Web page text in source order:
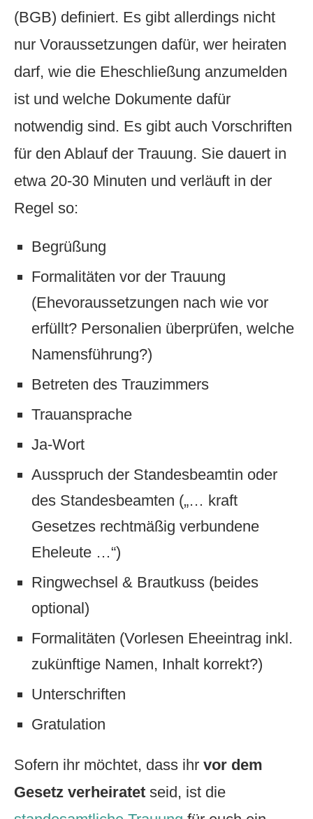
(BGB) definiert. Es gibt allerdings nicht
nur Voraussetzungen dafür, wer heiraten
darf, wie die Eheschließung anzumelden
ist und welche Dokumente dafür
notwendig sind. Es gibt auch Vorschriften
für den Ablauf der Trauung. Sie dauert in
etwa 20-30 Minuten und verläuft in der
Regel so:
Begrüßung
Formalitäten vor der Trauung
(Ehevoraussetzungen nach wie vor
erfüllt? Personalien überprüfen, welche
Namensführung?)
Betreten des Trauzimmers
Trauansprache
Ja-Wort
Ausspruch der Standesbeamtin oder
des Standesbeamten („… kraft
Gesetzes rechtmäßig verbundene
Eheleute …“)
Ringwechsel & Brautkuss (beides
optional)
Formalitäten (Vorlesen Eheeintrag inkl.
zukünftige Namen, Inhalt korrekt?)
Unterschriften
Gratulation
Sofern ihr möchtet, dass ihr vor dem
Gesetz verheiratet seid, ist die